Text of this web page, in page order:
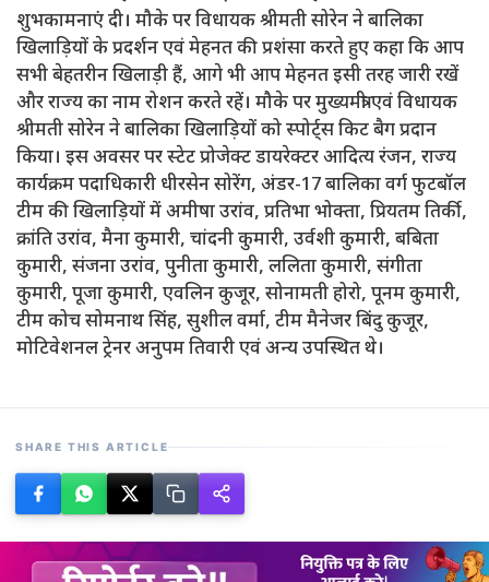
शुभकामनाएं दी। मौके पर विधायक श्रीमती सोरेन ने बालिका
खिलाड़ियों के प्रदर्शन एवं मेहनत की प्रशंसा करते हुए कहा कि आप
सभी बेहतरीन खिलाड़ी हैं, आगे भी आप मेहनत इसी तरह जारी रखें
और राज्य का नाम रोशन करते रहें। मौके पर मुख्यमंत्री एवं विधायक
श्रीमती सोरेन ने बालिका खिलाड़ियों को स्पोर्ट्स किट बैग प्रदान
किया। इस अवसर पर स्टेट प्रोजेक्ट डायरेक्टर आदित्य रंजन, राज्य
कार्यक्रम पदाधिकारी धीरसेन सोरेंग, अंडर-17 बालिका वर्ग फुटबॉल
टीम की खिलाड़ियों में अमीषा उरांव, प्रतिभा भोक्ता, प्रियतम तिर्की,
क्रांति उरांव, मैना कुमारी, चांदनी कुमारी, उर्वशी कुमारी, बबिता
कुमारी, संजना उरांव, पुनीता कुमारी, ललिता कुमारी, संगीता
कुमारी, पूजा कुमारी, एवलिन कुजूर, सोनामती होरो, पूनम कुमारी,
टीम कोच सोमनाथ सिंह, सुशील वर्मा, टीम मैनेजर बिंदु कुजूर,
मोटिवेशनल ट्रेनर अनुपम तिवारी एवं अन्य उपस्थित थे।
SHARE THIS ARTICLE